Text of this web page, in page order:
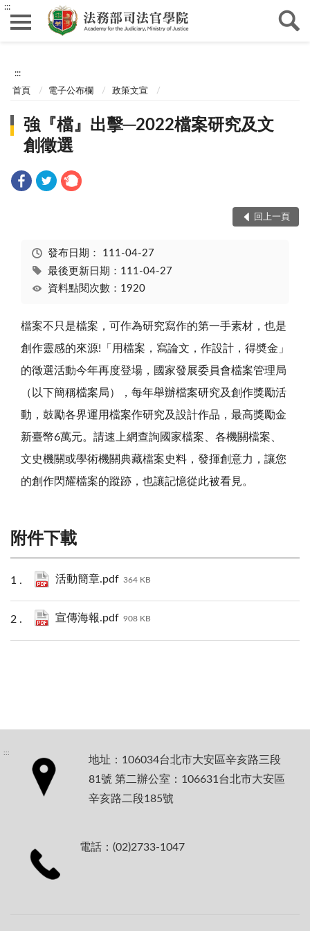
:::
:::
首頁 電子公布欄 政策文宣
強『檔』出擊─2022檔案研究及文
創徵選
回上一頁
發布日期： 111-04-27
最後更新日期：111-04-27
資料點閱次數：1920
檔案不只是檔案，可作為研究寫作的第一手素材，也是
創作靈感的來源!「用檔案，寫論文，作設計，得奬金」
的徵選活動今年再度登場，國家發展委員會檔案管理局
（以下簡稱檔案局），每年舉辦檔案研究及創作獎勵活
動，鼓勵各界運用檔案作研究及設計作品，最高獎勵金
新臺幣6萬元。請速上網查詢國家檔案、各機關檔案、
文史機關或學術機關典藏檔案史料，發揮創意力，讓您
的創作閃耀檔案的蹤跡，也讓記憶從此被看見。
附件下載
活動簡章.pdf 364 KB
宣傳海報.pdf 908 KB
:::
地址：106034台北市大安區辛亥路三段
81號 第二辦公室：106631台北市大安區
辛亥路二段185號
電話：(02)2733-1047